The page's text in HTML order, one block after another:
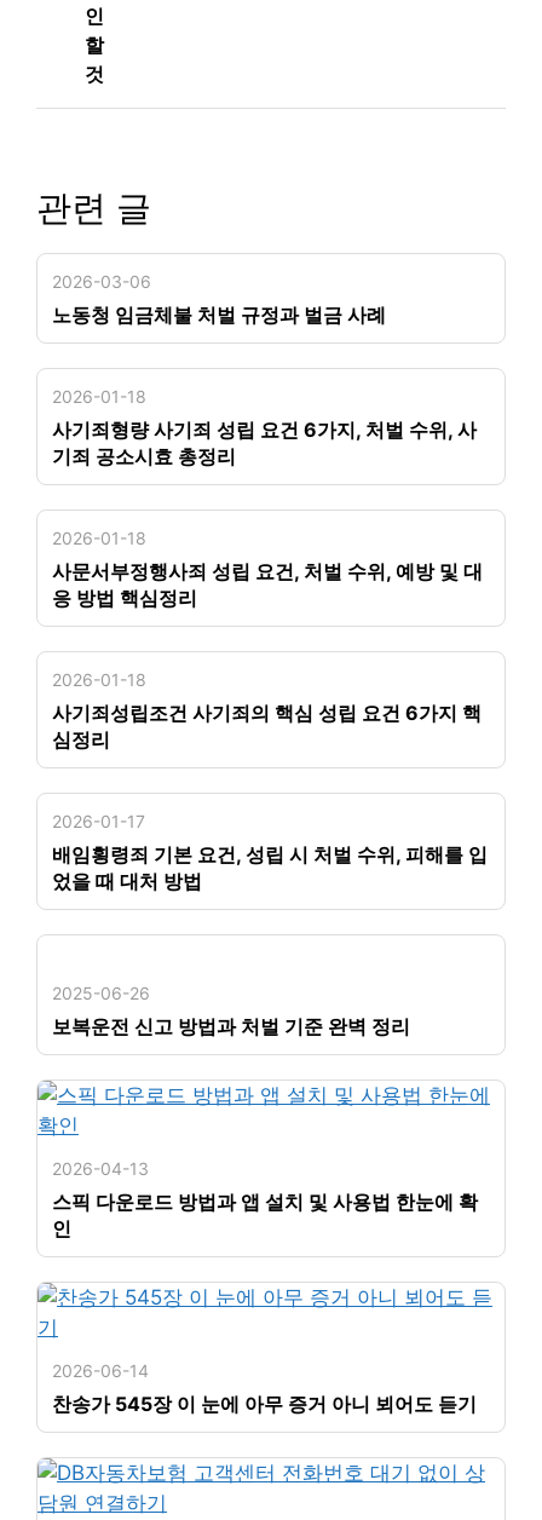
인
할
것
관련 글
2026-03-06
노동청 임금체불 처벌 규정과 벌금 사례
2026-01-18
사기죄형량 사기죄 성립 요건 6가지, 처벌 수위, 사
기죄 공소시효 총정리
2026-01-18
사문서부정행사죄 성립 요건, 처벌 수위, 예방 및 대
응 방법 핵심정리
2026-01-18
사기죄성립조건 사기죄의 핵심 성립 요건 6가지 핵
심정리
2026-01-17
배임횡령죄 기본 요건, 성립 시 처벌 수위, 피해를 입
었을 때 대처 방법
2025-06-26
보복운전 신고 방법과 처벌 기준 완벽 정리
2026-04-13
스픽 다운로드 방법과 앱 설치 및 사용법 한눈에 확
인
2026-06-14
찬송가 545장 이 눈에 아무 증거 아니 뵈어도 듣기